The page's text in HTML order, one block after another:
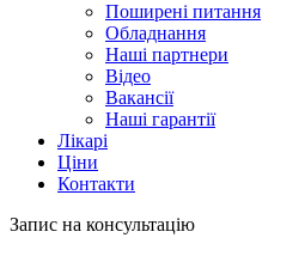
Поширені питання
Обладнання
Наші партнери
Відео
Вакансії
Наші гарантії
Лікарі
Ціни
Контакти
Запис на консультацію